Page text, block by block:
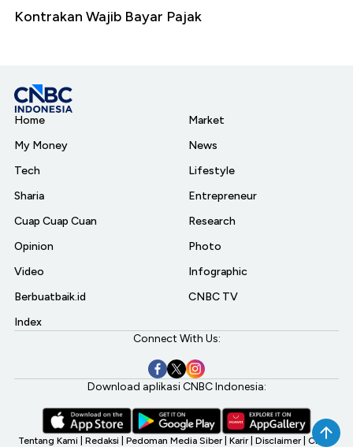
Kontrakan Wajib Bayar Pajak
Home
My Money
Tech
Sharia
Cuap Cuap Cuan
Opinion
Video
Berbuatbaik.id
Index
Market
News
Lifestyle
Entrepreneur
Research
Photo
Infographic
CNBC TV
Connect With Us:
Download aplikasi CNBC Indonesia:
Tentang Kami Redaksi Pedoman Media Siber Karir Disclaimer CNBC